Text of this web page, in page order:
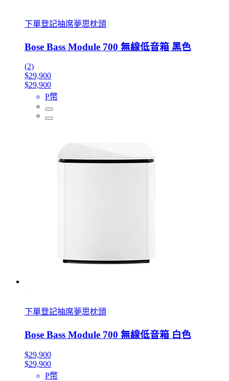
下單登記抽席夢思枕頭
Bose Bass Module 700 無線低音箱 黑色
(2)
$29,900
$29,900
P幣
下單登記抽席夢思枕頭
Bose Bass Module 700 無線低音箱 白色
$29,900
$29,900
P幣